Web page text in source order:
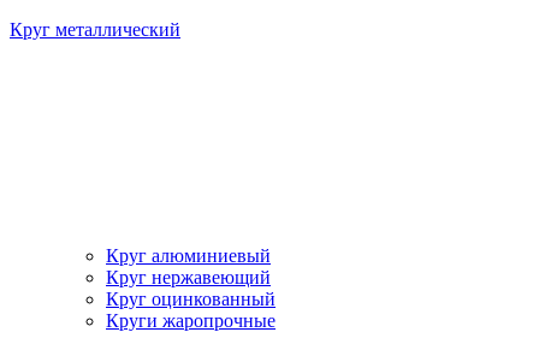
Круг металлический
Круг алюминиевый
Круг нержавеющий
Круг оцинкованный
Круги жаропрочные